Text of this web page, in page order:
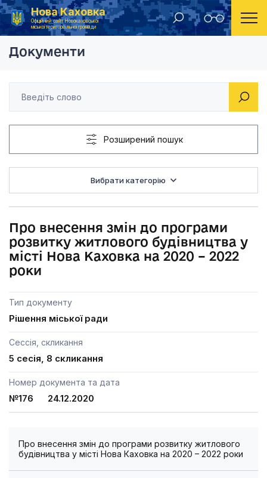
Нова Каховка
Офіційний сайт Новокаховської
міської територіальної громади
Головна Рішення Новокаховської міської ради 2020 рік Про внесення змін
Документи
Розширений пошук
Вибрати категорію
Про внесення змін до програми
розвитку житлового будівництва у
місті Нова Каховка на 2020 – 2022
роки
Тип документу
Рішення міської ради
Сессія, скликання
5 сесія, 8 скликання
Номер документа та дата
№176 24.12.2020
Про внесення змін до програми розвитку житлового
будівництва у місті Нова Каховка на 2020 – 2022 роки